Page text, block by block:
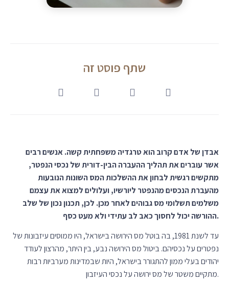
שתף פוסט זה
אבדן של אדם קרוב הוא טרגדיה משפחתית קשה. אנשים רבים
אשר עוברים את תהליך ההעברה הבין-דורית של נכסי הנפטר,
מתקשים רגשית לבחון את ההשלכות המס השונות הנובעות
מהעברת הנכסים מהנפטר ליורשיו, ועלולים למצוא את עצמם
משלמים תשלומי מס גבוהים לאחר מכן. לכן, תכנון נכון של שלב
ההורשה יכול לחסוך כאב לב עתידי ולא מעט כסף.
עד לשנת 1981, בה בוטל מס הירושה בישראל, היו ממוסים עיזבונות של
נפטרים על נכסיהם. ביטול מס הירושה נבע, בין היתר, מהרצון לעודד
יהודים בעלי ממון להתגורר בישראל, היות שבמדינות מערביות רבות
מתקיים משטר של מס ירושה על נכסי העיזבון.